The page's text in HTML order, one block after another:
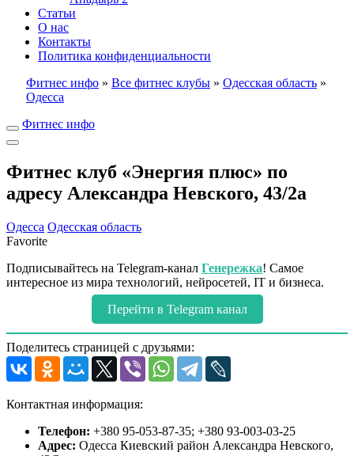
Статьи
О нас
Контакты
Политика конфиденциальности
Фитнес инфо » Все фитнес клубы » Одесская область »
Одесса
Фитнес инфо
Фитнес клуб «Энергия плюс» по
адресу Александра Невского, 43/2а
Одесса Одесская область
Favorite
Подписывайтесь на Telegram-канал Генережка! Самое
интересное из мира технологий, нейросетей, IT и бизнеса.
Перейти в Telegram канал
Поделитесь страницей с друзьями:
Контактная информация:
Телефон: +380 95-053-87-35; +380 93-003-03-25
Адрес: Одесса Киевский район Александра Невского,